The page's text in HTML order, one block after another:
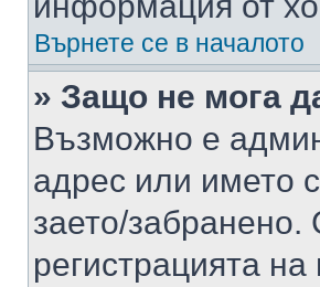
Върнете се в началото
» Защо не мога
Възможно е
адрес или името
заето/
регистрацията